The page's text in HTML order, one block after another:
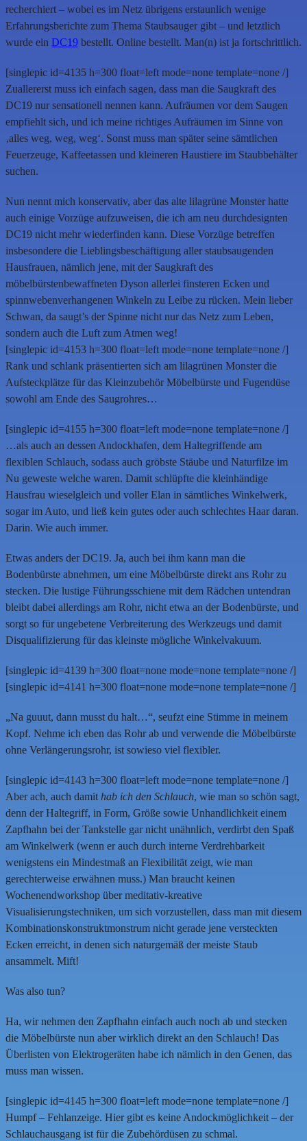
recherchiert – wobei es im Netz übrigens erstaunlich wenige
Erfahrungsberichte zum Thema Staubsauger gibt – und letztlich
wurde ein DC19 bestellt. Online bestellt. Man(n) ist ja fortschrittlich.
[singlepic id=4135 h=300 float=left mode=none template=none /]
Zuallererst muss ich einfach sagen, dass man die Saugkraft des
DC19 nur sensationell nennen kann. Aufräumen vor dem Saugen
empfiehlt sich, und ich meine richtiges Aufräumen im Sinne von
‚alles weg, weg, weg‘. Sonst muss man später seine sämtlichen
Feuerzeuge, Kaffeetassen und kleineren Haustiere im Staubbehälter
suchen.
Nun nennt mich konservativ, aber das alte lilagrüne Monster hatte
auch einige Vorzüge aufzuweisen, die ich am neu durchdesignten
DC19 nicht mehr wiederfinden kann. Diese Vorzüge betreffen
insbesondere die Lieblingsbeschäftigung aller staubsaugenden
Hausfrauen, nämlich jene, mit der Saugkraft des
möbelbürstenbewaffneten Dyson allerlei finsteren Ecken und
spinnwebenverhangenen Winkeln zu Leibe zu rücken. Mein lieber
Schwan, da saugt’s der Spinne nicht nur das Netz zum Leben,
sondern auch die Luft zum Atmen weg!
[singlepic id=4153 h=300 float=left mode=none template=none /]
Rank und schlank präsentierten sich am lilagrünen Monster die
Aufsteckplätze für das Kleinzubehör Möbelbürste und Fugendüse
sowohl am Ende des Saugrohres…
[singlepic id=4155 h=300 float=left mode=none template=none /]
…als auch an dessen Andockhafen, dem Haltegriffende am
flexiblen Schlauch, sodass auch gröbste Stäube und Naturfilze im
Nu geweste welche waren. Damit schlüpfte die kleinhändige
Hausfrau wieselgleich und voller Elan in sämtliches Winkelwerk,
sogar im Auto, und ließ kein gutes oder auch schlechtes Haar daran.
Darin. Wie auch immer.
Etwas anders der DC19. Ja, auch bei ihm kann man die
Bodenbürste abnehmen, um eine Möbelbürste direkt ans Rohr zu
stecken. Die lustige Führungsschiene mit dem Rädchen untendran
bleibt dabei allerdings am Rohr, nicht etwa an der Bodenbürste, und
sorgt so für ungebetene Verbreiterung des Werkzeugs und damit
Disqualifizierung für das kleinste mögliche Winkelvakuum.
[singlepic id=4139 h=300 float=none mode=none template=none /]
[singlepic id=4141 h=300 float=none mode=none template=none /]
„Na guuut, dann musst du halt…“, seufzt eine Stimme in meinem
Kopf. Nehme ich eben das Rohr ab und verwende die Möbelbürste
ohne Verlängerungsrohr, ist sowieso viel flexibler.
[singlepic id=4143 h=300 float=left mode=none template=none /]
Aber ach, auch damit hab ich den Schlauch, wie man so schön sagt,
denn der Haltegriff, in Form, Größe sowie Unhandlichkeit einem
Zapfhahn bei der Tankstelle gar nicht unähnlich, verdirbt den Spaß
am Winkelwerk (wenn er auch durch interne Verdrehbarkeit
wenigstens ein Mindestmaß an Flexibilität zeigt, wie man
gerechterweise erwähnen muss.) Man braucht keinen
Wochenendworkshop über meditativ-kreative
Visualisierungstechniken, um sich vorzustellen, dass man mit diesem
Kombinationskonstruktmonstrum nicht gerade jene versteckten
Ecken erreicht, in denen sich naturgemäß der meiste Staub
ansammelt. Mift!
Was also tun?
Ha, wir nehmen den Zapfhahn einfach auch noch ab und stecken
die Möbelbürste nun aber wirklich direkt an den Schlauch! Das
Überlisten von Elektrogeräten habe ich nämlich in den Genen, das
muss man wissen.
[singlepic id=4145 h=300 float=left mode=none template=none /]
Humpf – Fehlanzeige. Hier gibt es keine Andockmöglichkeit – der
Schlauchausgang ist für die Zubehördüsen zu schmal.